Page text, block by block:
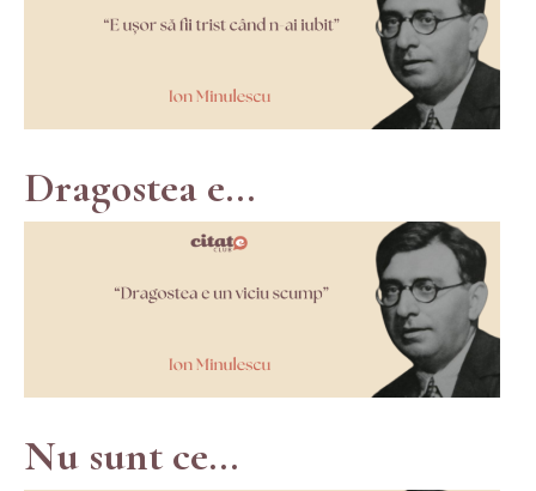
Dragostea e...
Nu sunt ce...